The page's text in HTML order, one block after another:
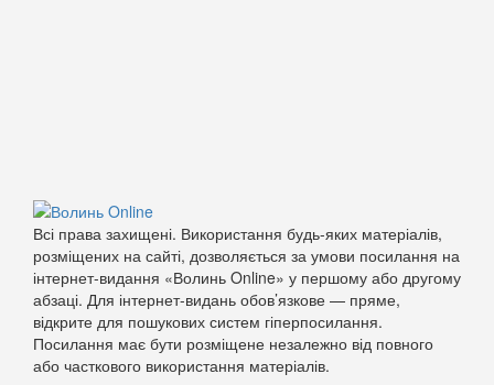
Всі права захищені. Використання будь-яких матеріалів,
розміщених на сайті, дозволяється за умови посилання на
інтернет-видання «Волинь Online» у першому або другому
абзаці. Для інтернет-видань обов’язкове — пряме,
відкрите для пошукових систем гіперпосилання.
Посилання має бути розміщене незалежно від повного
або часткового використання матеріалів.